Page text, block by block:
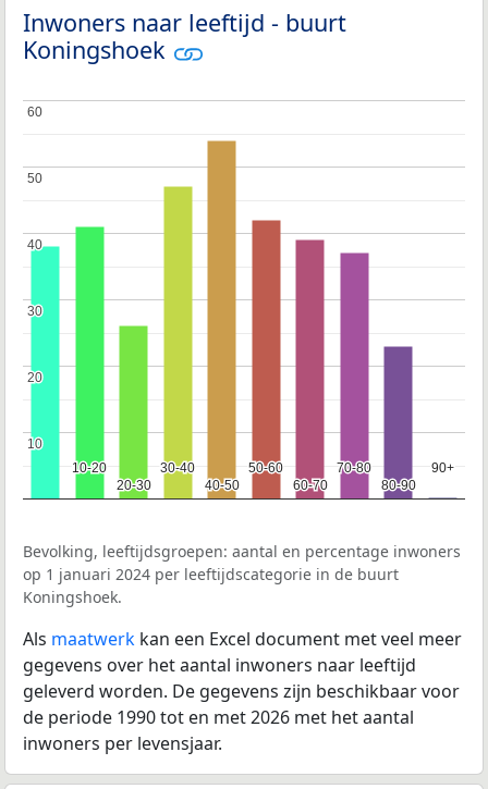
Inwoners naar leeftijd - buurt
Koningshoek
10-20
10-20
20-30
20-30
30-40
30-40
40-50
40-50
50-60
50-60
60-70
60-70
70-80
70-80
80-90
80-90
90+
90+
10
10
20
20
30
30
40
40
50
50
60
60
Bevolking, leeftijdsgroepen: aantal en percentage inwoners
op 1 januari 2024 per leeftijdscategorie in de buurt
Koningshoek.
Als maatwerk kan een Excel document met veel meer
gegevens over het aantal inwoners naar leeftijd
geleverd worden. De gegevens zijn beschikbaar voor
de periode 1990 tot en met 2026 met het aantal
inwoners per levensjaar.